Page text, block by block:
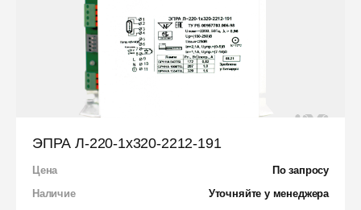
ЭПРА Л-220-1х320-2212-191
Цена
По запросу
Наличие
Уточняйте у менеджера